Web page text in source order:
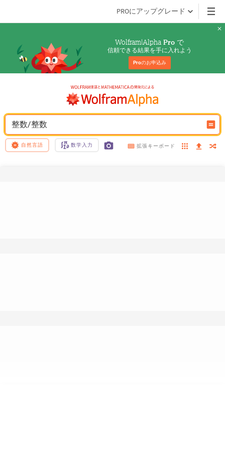
PROにアップグレード
Wolfram|Alpha Pro で
信頼できる結果を手に入れよう
Proのお申込み
整数/整数
自然言語 数学入力 拡張キーボード